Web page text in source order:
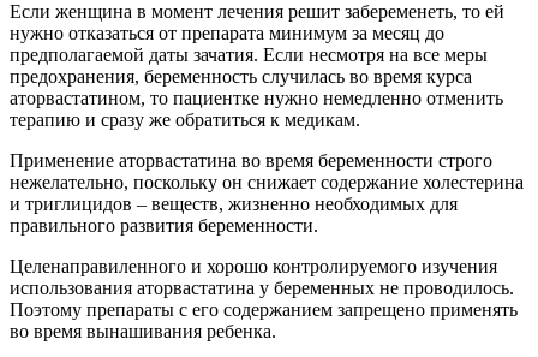
Если женщина в момент лечения решит забеременеть, то ей
нужно отказаться от препарата минимум за месяц до
предполагаемой даты зачатия. Если несмотря на все меры
предохранения, беременность случилась во время курса
аторвастатином, то пациентке нужно немедленно отменить
терапию и сразу же обратиться к медикам.
Применение аторвастатина во время беременности строго
нежелательно, поскольку он снижает содержание холестерина
и триглицидов – веществ, жизненно необходимых для
правильного развития беременности.
Целенаправиленного и хорошо контролируемого изучения
использования аторвастатина у беременных не проводилось.
Поэтому препараты с его содержанием запрещено применять
во время вынашивания ребенка.